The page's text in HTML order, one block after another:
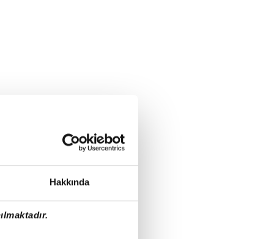
Hakkında